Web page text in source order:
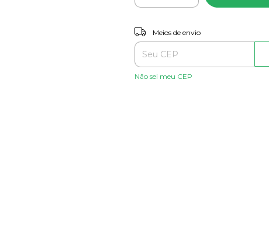
Entregas para o CEP:
Meios de envio
Não sei meu CEP